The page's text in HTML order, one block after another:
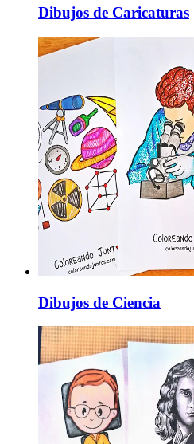
Dibujos de Caricaturas
Dibujos de Ciencia